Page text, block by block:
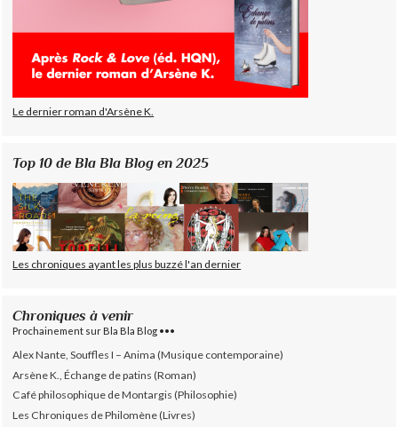
Le dernier roman d'Arsène K.
Top 10 de Bla Bla Blog en 2025
Les chroniques ayant les plus buzzé l'an dernier
Chroniques à venir
Prochainement sur Bla Bla Blog •••
Alex Nante, Souffles I – Anima (Musique contemporaine)
Arsène K., Échange de patins (Roman)
Café philosophique de Montargis (Philosophie)
Les Chroniques de Philomène (Livres)